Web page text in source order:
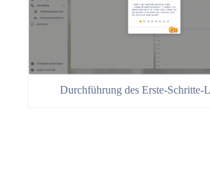
Durchführung des Erste-Schritte-